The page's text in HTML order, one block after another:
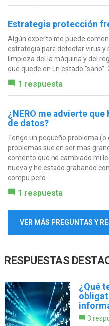
Estrategia protección
Algún experto me puede
estrategia para detectar virus y
limpieza del la máquina y del
que quede en un estado "sano".
1 respuesta
¿NERO me advierte
de datos?
Tengo un pequeño problema (o
problemas suelen ser mas
comento que he cambiado mi
nueva y he estado grabando
compu pero...
1 respuesta
VER MÁS PREGUNTAS Y
RESPUESTAS
¿Qué
3